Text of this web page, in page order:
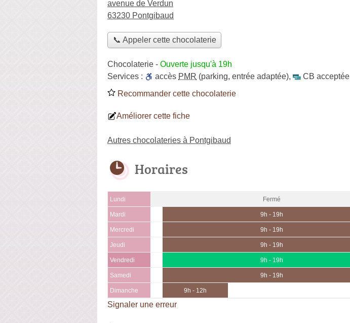
avenue de Verdun
63230 Pontgibaud
📞 Appeler cette chocolaterie
Chocolaterie - Ouverte jusqu'à 19h
Services :
accès PMR (parking, entrée adaptée),
CB acceptée
Recommander cette chocolaterie
Améliorer cette fiche
Autres chocolateries à Pontgibaud
Horaires
Lundi Fermé
Mardi 9h - 19h
Mercredi 9h - 19h
Jeudi 9h - 19h
Vendredi 9h - 19h
Samedi 9h - 19h
Dimanche 9h - 12h
Signaler une erreur